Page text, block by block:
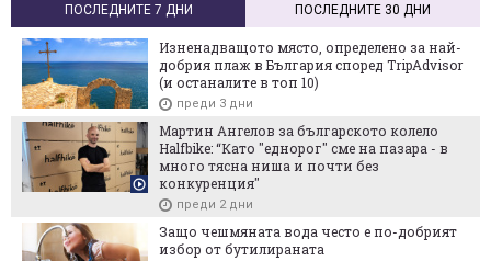
ПОСЛЕДНИТЕ 7 ДНИ ПОСЛЕДНИТЕ 30 ДНИ
Изненадващото място, определено за най-
добрия плаж в България според TripAdvisor
(и останалите в топ 10)
преди 3 дни
Мартин Ангелов за българското колело
Halfbike: “Като "еднорог" сме на пазара - в
много тясна ниша и почти без
конкуренция"
преди 2 дни
Защо чешмяната вода често е по-добрият
избор от бутилираната